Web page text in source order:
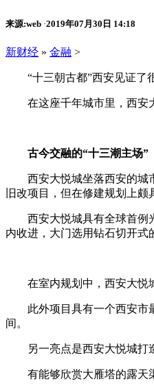
来源:web ·2019年07月30日 14:18
新财经 » 金融 >
“十三朝古都”西安见证了很
在这座千年城市里，西安大
古今交融的“十三潮主场”
西安大悦城坐落西安的城市
旧改项目，但在修建规划上
西安大悦城具有全球首例光
内收进，大门选用钻石切开式
在室内规划中，西安大悦城
此外项目具有一个西安市最
间。
另一亮点是西安大悦城打造
有能够欣赏大雁塔的露天渠